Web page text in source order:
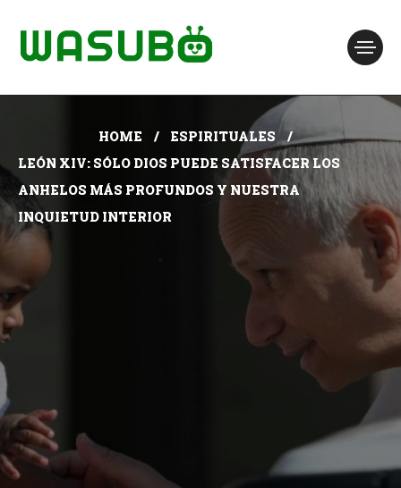
HOME
ESPIRITUALES
LEÓN XIV: SÓLO DIOS PUEDE SATISFACER LOS
ANHELOS MÁS PROFUNDOS Y NUESTRA
INQUIETUD INTERIOR